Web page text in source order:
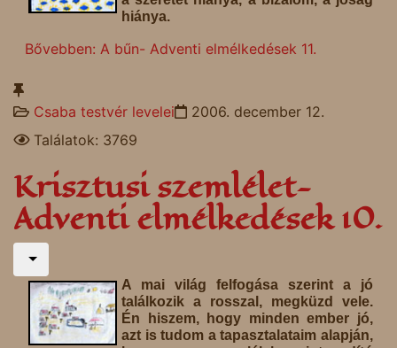
hiánya.
Bővebben: A bűn- Adventi elmélkedések 11.
Csaba testvér levelei
2006. december 12.
Találatok: 3769
Krisztusi szemlélet-
Adventi elmélkedések 10.
A mai világ felfogása szerint a jó
találkozik a rosszal, megküzd vele.
Én hiszem, hogy minden ember jó,
azt is tudom a tapasztalataim alapján,